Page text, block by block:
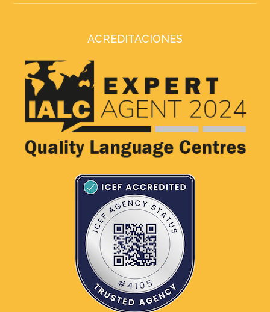
ACREDITACIONES